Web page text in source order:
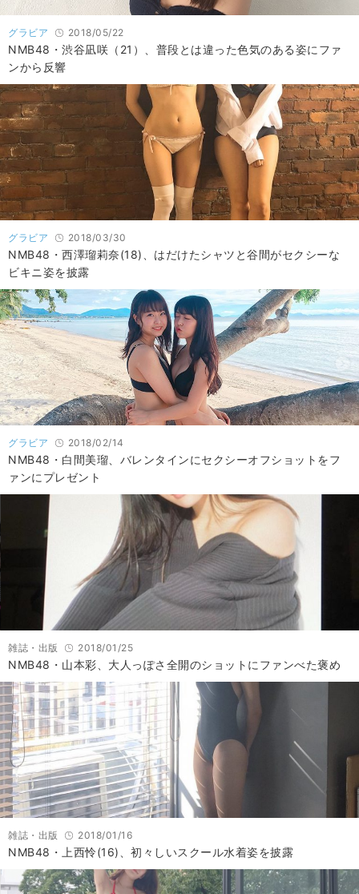
グラビア 2018/05/22
NMB48・渋谷凪咲（21）、普段とは違った色気のある姿にファ
ンから反響
グラビア 2018/03/30
NMB48・西澤瑠莉奈(18)、はだけたシャツと谷間がセクシーな
ビキニ姿を披露
グラビア 2018/02/14
NMB48・白間美瑠、バレンタインにセクシーオフショットをフ
ァンにプレゼント
雑誌・出版 2018/01/25
NMB48・山本彩、大人っぽさ全開のショットにファンべた褒め
雑誌・出版 2018/01/16
NMB48・上西怜(16)、初々しいスクール水着姿を披露